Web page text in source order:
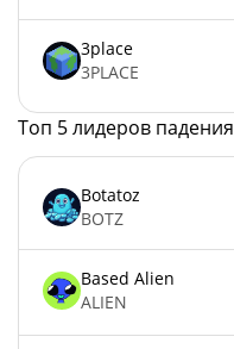
3place
3PLACE
Топ 5 лидеров падения
Botatoz
BOTZ
Based Alien
ALIEN